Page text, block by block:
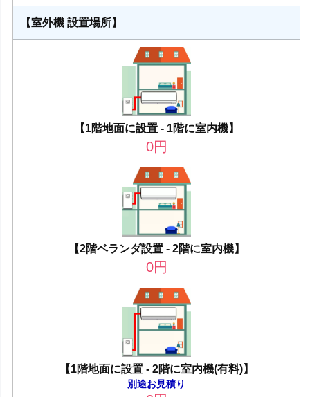
【室外機 設置場所】
【1階地面に設置 - 1階に室内機】
0円
【2階ベランダ設置 - 2階に室内機】
0円
【1階地面に設置 - 2階に室内機(有料)】
別途お見積り